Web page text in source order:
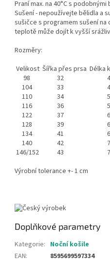
Praní max. na 40°C s podobnými
Sušení - nepoužívejte bělidla a
sušičce s programem sušení
teplotě může dojít k vyšší
Rozměry:
Velikost Šířka přes prsa Délka
98
32
104
33
110
34
116
36
122
37
128
39
134
41
140
42
146/152
43
Výrobní tolerance +- 1 cm
Doplňkové parametry
Kategorie: Noční košile
EAN: 8595699597334